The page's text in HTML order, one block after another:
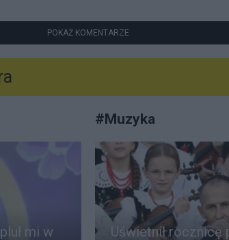
POKAŻ KOMENTARZE
mi w
#Muzyka
Uświetnił rocznicę